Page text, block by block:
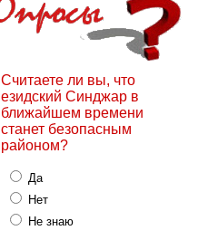
Считаете ли вы, что
езидский Синджар в
ближайшем времени
станет безопасным
районом?
Да
Нет
Не знаю